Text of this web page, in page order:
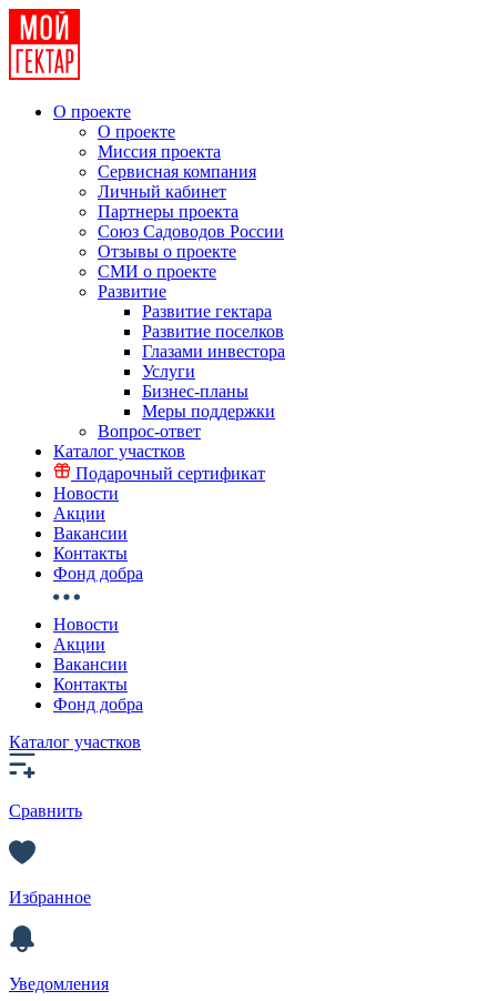
О проекте
О проекте
Миссия проекта
Сервисная компания
Личный кабинет
Партнеры проекта
Союз Садоводов России
Отзывы о проекте
СМИ о проекте
Развитие
Развитие гектара
Развитие поселков
Глазами инвестора
Услуги
Бизнес-планы
Меры поддержки
Вопрос-ответ
Каталог участков
Подарочный сертификат
Новости
Акции
Вакансии
Контакты
Фонд добра
Новости
Акции
Вакансии
Контакты
Фонд добра
Каталог участков
Сравнить
Избранное
Уведомления